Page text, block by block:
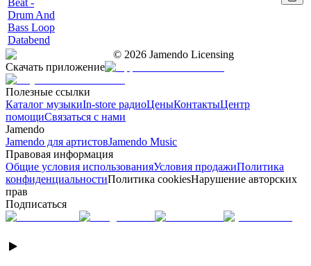
Drum And
Bass Loop
Databend
© 2026 Jamendo Licensing
Скачать приложение
Полезные ссылки
Каталог музыкиIn-store радиоЦеныКонтактыЦентр
помощиСвязаться с нами
Jamendo
Jamendo для артистовJamendo Music
Правовая информация
Общие условия использованияУсловия продажиПолитика
конфиденциальностиПолитика cookiesНарушение авторских
прав
Подписаться